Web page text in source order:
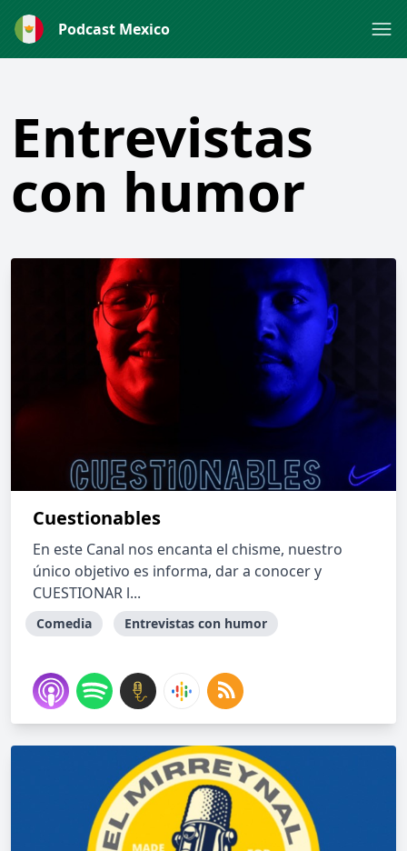
Podcast Mexico
Entrevistas
con humor
Cuestionables
En este Canal nos encanta el chisme, nuestro
único objetivo es informa, dar a conocer y
CUESTIONAR l...
Comedia Entrevistas con humor